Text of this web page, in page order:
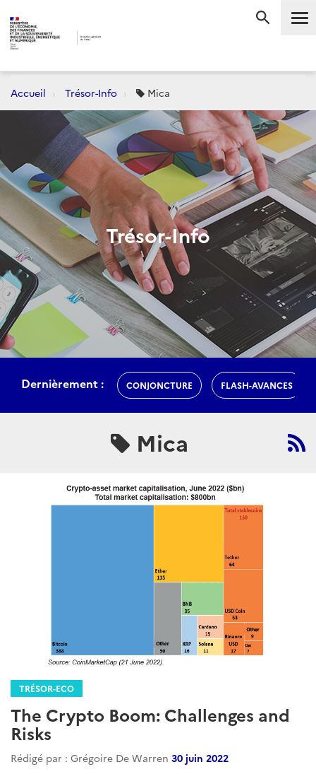
Accueil Trésor-Info Mica
Trésor-Info
Dernièrement : CONJONCTURE FLASH-AVANCES
Mica
TRÉSOR-ECO
The Crypto Boom: Challenges and
Risks
Rédigé par : Grégoire De Warren 30 juin 2022